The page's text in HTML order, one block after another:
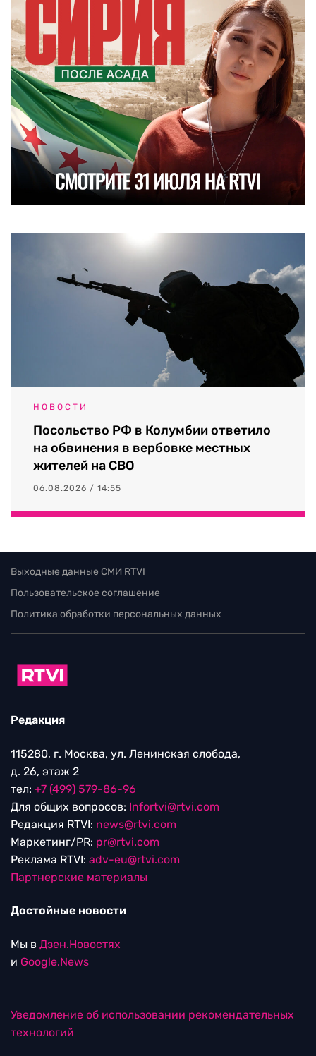
НОВОСТИ
Посольство РФ в Колумбии ответило
на обвинения в вербовке местных
жителей на СВО
06.08.2026 / 14:55
Выходные данные СМИ RTVI
Пользовательское соглашение
Политика обработки персональных данных
Редакция
115280, г. Москва, ул. Ленинская слобода,
д. 26, этаж 2
тел: +7 (499) 579-86-96
Для общих вопросов: Infortvi@rtvi.com
Редакция RTVI: news@rtvi.com
Маркетинг/PR: pr@rtvi.com
Реклама RTVI: adv-eu@rtvi.com
Партнерские материалы
Достойные новости
Мы в Дзен.Новостях
и Google.News
Уведомление об использовании рекомендательных
технологий